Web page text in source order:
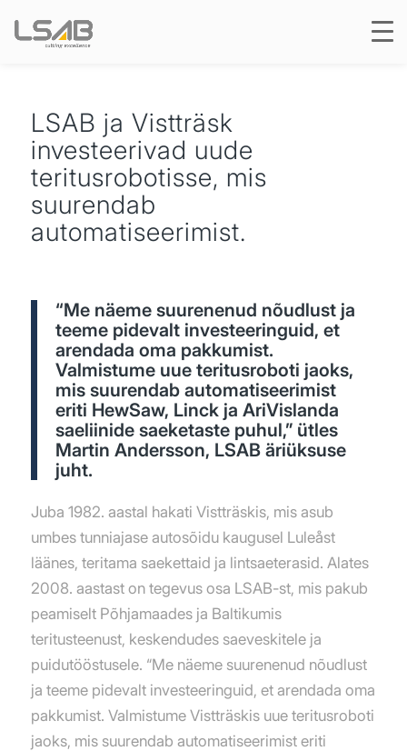
LSAB ja Vistträsk
investeerivad uude
teritusrobotisse, mis
suurendab
automatiseerimist.
“Me näeme suurenenud nõudlust ja
teeme pidevalt investeeringuid, et
arendada oma pakkumist.
Valmistume uue teritusroboti jaoks,
mis suurendab automatiseerimist
eriti HewSaw, Linck ja AriVislanda
saeliinide saeketaste puhul,” ütles
Martin Andersson, LSAB äriüksuse
juht.
Juba 1982. aastal hakati Vistträskis, mis asub
umbes tunniajase autosõidu kaugusel Luleåst
läänes, teritama saekettaid ja lintsaeterasid. Alates
2008. aastast on tegevus osa LSAB-st, mis pakub
peamiselt Põhjamaades ja Baltikumis
teritusteenust, keskendudes saeveskitele ja
puidutööstusele. “Me näeme suurenenud nõudlust
ja teeme pidevalt investeeringuid, et arendada oma
pakkumist. Valmistume Vistträskis uue teritusroboti
jaoks, mis suurendab automatiseerimist eriti